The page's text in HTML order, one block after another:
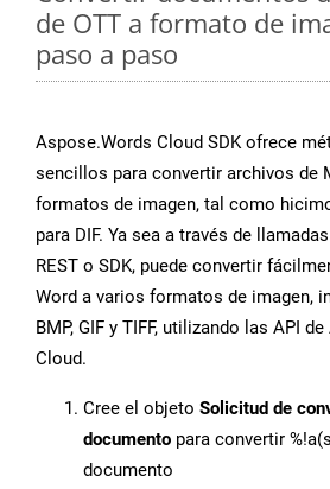
de OTT a formato de
paso a paso
Aspose.Words Cloud SDK ofrece
sencillos para convertir archivos de
formatos de imagen, tal como
para DIF. Ya sea a través de
REST o SDK, puede convertir
Word a varios formatos de imagen,
BMP, GIF y TIFF, utilizando las API
Cloud.
Cree el objeto Solicitud de
documento para convertir
documento